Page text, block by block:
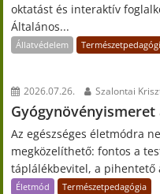
oktatást és interaktív
Általános...
Állatvédelem
2026.07.26. Szalontai
Gyógynövényismeret
Az egészséges életmódra
megközelíthető: fontos a
táplálékbevitel, a pihentető
Életmód Természetpedagógia